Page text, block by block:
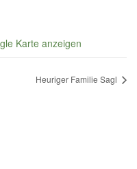
Karte anzeigen
Heuriger Familie Sagl